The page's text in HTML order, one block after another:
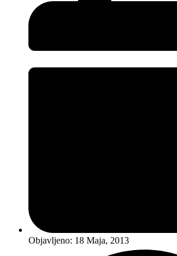
Objavljeno: 18 Maja, 2013